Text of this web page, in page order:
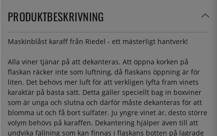
PRODUKTBESKRIVNING
Maskinblåst karaff från Riedel - ett mästerligt hantverk!
Alla viner tjänar på att dekanteras. Att öppna korken på
flaskan räcker inte som luftning, då flaskans öppning är för
liten. Det behövs mer luft för att verkligen lyfta fram vinets
karaktär på bästa sätt. Detta gäller speciellt bag in boxviner
som är unga och slutna och därför måste dekanteras för att
blomma ut och få bort sulfater. Ju yngre vinet är, desto större
volym behövs på karaffen. Dekantering hjälper även till att
undvika fällning som kan finnas i flaskans botten på lagrade